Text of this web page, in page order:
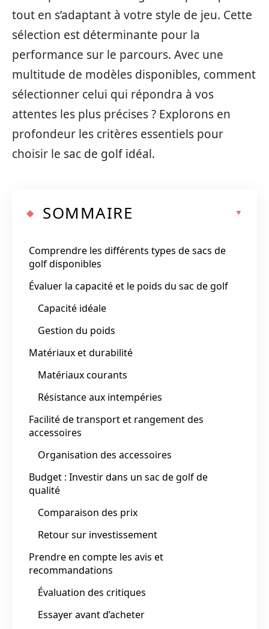
tout en s’adaptant à votre style de jeu. Cette
sélection est déterminante pour la
performance sur le parcours. Avec une
multitude de modèles disponibles, comment
sélectionner celui qui répondra à vos
attentes les plus précises ? Explorons en
profondeur les critères essentiels pour
choisir le sac de golf idéal.
SOMMAIRE
Comprendre les différents types de sacs de
golf disponibles
Évaluer la capacité et le poids du sac de golf
Capacité idéale
Gestion du poids
Matériaux et durabilité
Matériaux courants
Résistance aux intempéries
Facilité de transport et rangement des
accessoires
Organisation des accessoires
Budget : Investir dans un sac de golf de
qualité
Comparaison des prix
Retour sur investissement
Prendre en compte les avis et
recommandations
Évaluation des critiques
Essayer avant d’acheter